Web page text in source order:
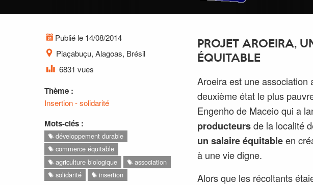
Publié le 14/08/2014
Piaçabuçu, Alagoas, Brésil
6831 vues
Thème :
Insertion - solidarité
Mots-clés :
développement durable
commerce équitable
agriculture biologique
association
solidarité
insertion
PROJET AROEIRA,
ÉQUITABLE
Aroeira est une association
deuxième état le plus
Engenho de Maceio qui a
producteursde la localité
un salaire équitableen
à une vie digne.
Alors que les récoltants